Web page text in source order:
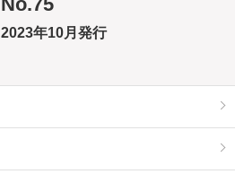
2023年10月発行